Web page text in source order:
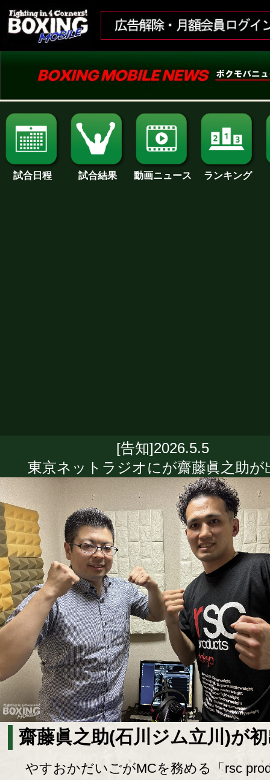
試合日程 試合結果 動画ニュース ランキング
[告知]2026.5.5
東京ネットラジオにが齋藤眞之助が
齋藤眞之助(石川ジム立川)が
やすおかだいごがMCを務める「rsc